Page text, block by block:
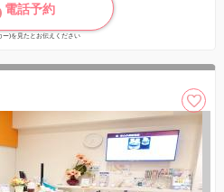
電話予約
ー)を見たとお伝えください